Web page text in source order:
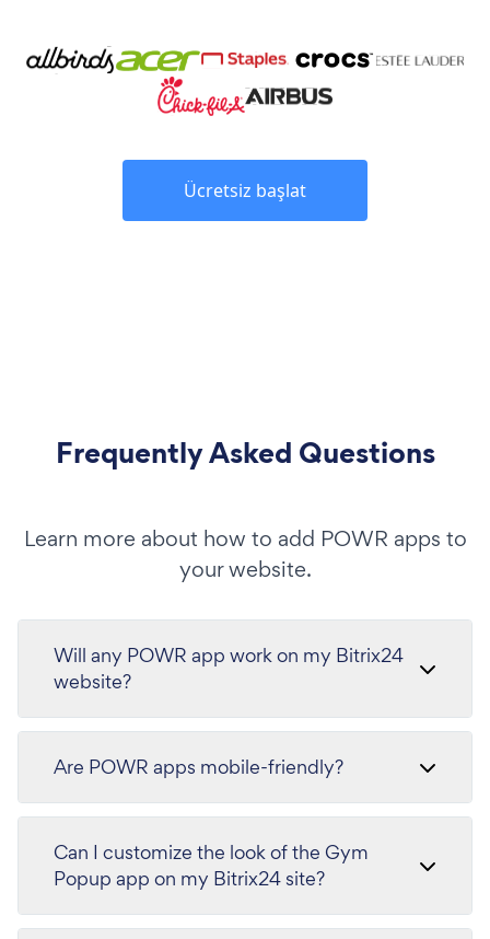
Ücretsiz başlat
Frequently Asked Questions
Learn more about how to add POWR apps to
your website.
Will any POWR app work on my Bitrix24
website?
Are POWR apps mobile-friendly?
Can I customize the look of the Gym
Popup app on my Bitrix24 site?